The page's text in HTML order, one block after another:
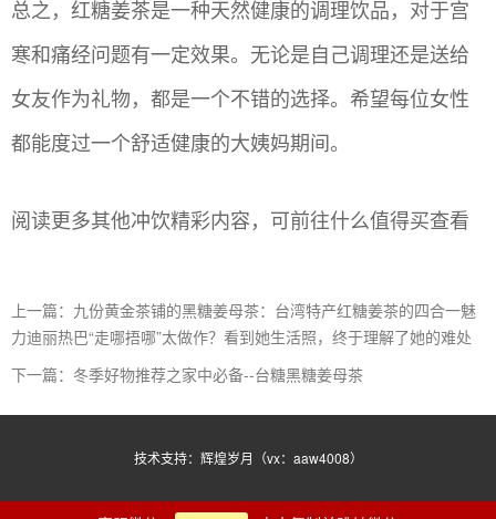
总之，红糖姜茶是一种天然健康的调理饮品，对于宫
寒和痛经问题有一定效果。无论是自己调理还是送给
女友作为礼物，都是一个不错的选择。希望每位女性
都能度过一个舒适健康的大姨妈期间。
阅读更多其他冲饮精彩内容，可前往什么值得买查看
上一篇：九份黄金茶铺的黑糖姜母茶：台湾特产红糖姜茶的四合一魅
力迪丽热巴“走哪捂哪”太做作？看到她生活照，终于理解了她的难处
下一篇：冬季好物推荐之家中必备--台糖黑糖姜母茶
技术支持：辉煌岁月（vx：aaw4008）